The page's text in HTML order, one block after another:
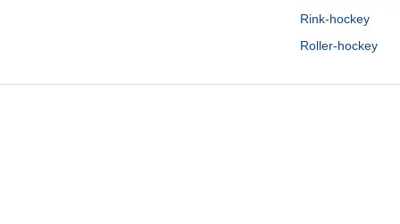
Rink-hockey
Roller-hockey